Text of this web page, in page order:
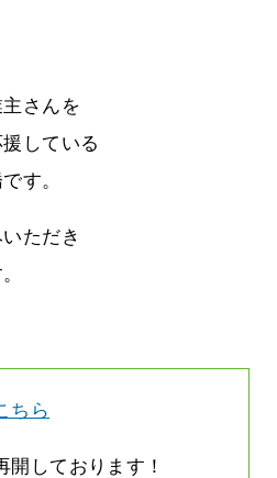
さんを
している
す。
ただき
ちら
開しております！
ルに来る～！想定してたより利
残らない仕事になってしまって